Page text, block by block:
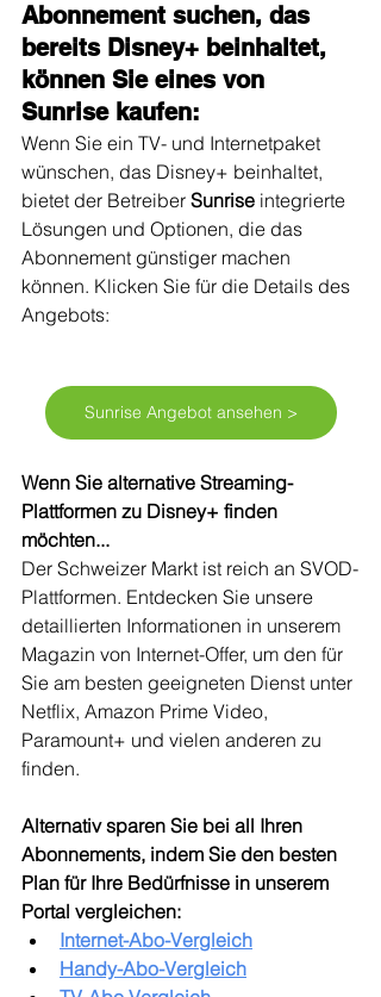
Abonnement suchen, das
bereits Disney+ beinhaltet,
können Sie eines von
Sunrise kaufen:
Wenn Sie ein TV- und Internetpaket
wünschen, das Disney+ beinhaltet,
bietet der Betreiber Sunrise integrierte
Lösungen und Optionen, die das
Abonnement günstiger machen
können. Klicken Sie für die Details des
Angebots:
Sunrise Angebot ansehen >
Wenn Sie alternative Streaming-
Plattformen zu Disney+ finden
möchten...
Der Schweizer Markt ist reich an SVOD-
Plattformen. Entdecken Sie unsere
detaillierten Informationen in unserem
Magazin von Internet-Offer, um den für
Sie am besten geeigneten Dienst unter
Netflix, Amazon Prime Video,
Paramount+ und vielen anderen zu
finden.
Alternativ sparen Sie bei all Ihren
Abonnements, indem Sie den besten
Plan für Ihre Bedürfnisse in unserem
Portal vergleichen:
Internet-Abo-Vergleich
Handy-Abo-Vergleich